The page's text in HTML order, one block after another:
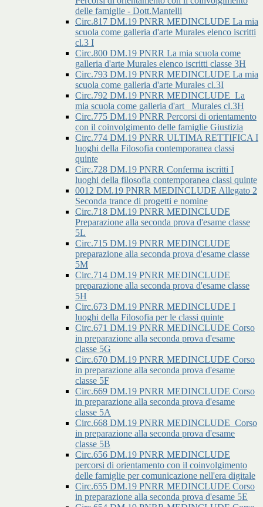
delle famiglie - Dott.Mantelli
Circ.817 DM.19 PNRR MEDINCLUDE La mia
scuola come galleria d'arte Murales elenco iscritti
cl.3 I
Circ.800 DM.19 PNRR La mia scuola come
galleria d'arte Murales elenco iscritti classe 3H
Circ.793 DM.19 PNRR MEDINCLUDE La mia
scuola come galleria d'arte Murales cl.3I
Circ.792 DM.19 PNRR MEDINCLUDE_La
mia scuola come galleria d'art _Murales cl.3H
Circ.775 DM.19 PNRR Percorsi di orientamento
con il coinvolgimento delle famiglie Giustizia
Circ.774 DM.19 PNRR ULTIMA RETTIFICA I
luoghi della Filosofia contemporanea classi
quinte
Circ.728 DM.19 PNRR Conferma iscritti I
luoghi della filosofia contemporanea classi quinte
0012 DM.19 PNRR MEDINCLUDE Allegato 2
Seconda trance di progetti e nomine
Circ.718 DM.19 PNRR MEDINCLUDE
Preparazione alla seconda prova d'esame classe
5L
Circ.715 DM.19 PNRR MEDINCLUDE
preparazione alla seconda prova d'esame classe
5M
Circ.714 DM.19 PNRR MEDINCLUDE
preparazione alla seconda prova d'esame classe
5H
Circ.673 DM.19 PNRR MEDINCLUDE I
luoghi della Filosofia per le classi quinte
Circ.671 DM.19 PNRR MEDINCLUDE Corso
in preparazione alla seconda prova d'esame
classe 5G
Circ.670 DM.19 PNRR MEDINCLUDE Corso
in preparazione alla seconda prova d'esame
classe 5F
Circ.669 DM.19 PNRR MEDINCLUDE Corso
in preparazione alla seconda prova d'esame
classe 5A
Circ.668 DM.19 PNRR MEDINCLUDE_Corso
in preparazione alla seconda prova d'esame
classe 5B
Circ.656 DM.19 PNRR MEDINCLUDE
percorsi di orientamento con il coinvolgimento
delle famiglie per comunicazione nell'era digitale
Circ.655 DM.19 PNRR MEDINCLUDE Corso
in preparazione alla seconda prova d'esame 5E